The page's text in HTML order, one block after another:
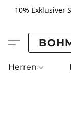
10% Exklusiver
Herren